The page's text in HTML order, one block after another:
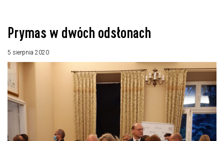
Prymas w dwóch odsłonach
5 sierpnia 2020